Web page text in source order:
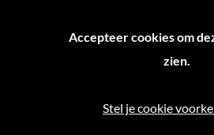
Accepteer cookies om
zien.
Stel je cookie